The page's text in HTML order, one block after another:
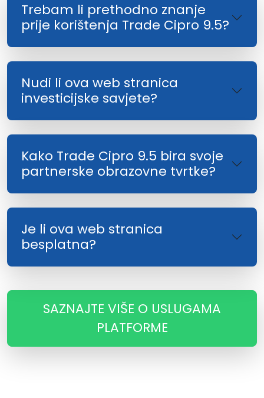
Trebam li prethodno znanje
prije korištenja Trade Cipro 9.5?
Nudi li ova web stranica
investicijske savjete?
Kako Trade Cipro 9.5 bira svoje
partnerske obrazovne tvrtke?
Je li ova web stranica
besplatna?
SAZNAJTE VIŠE O USLUGAMA
PLATFORME